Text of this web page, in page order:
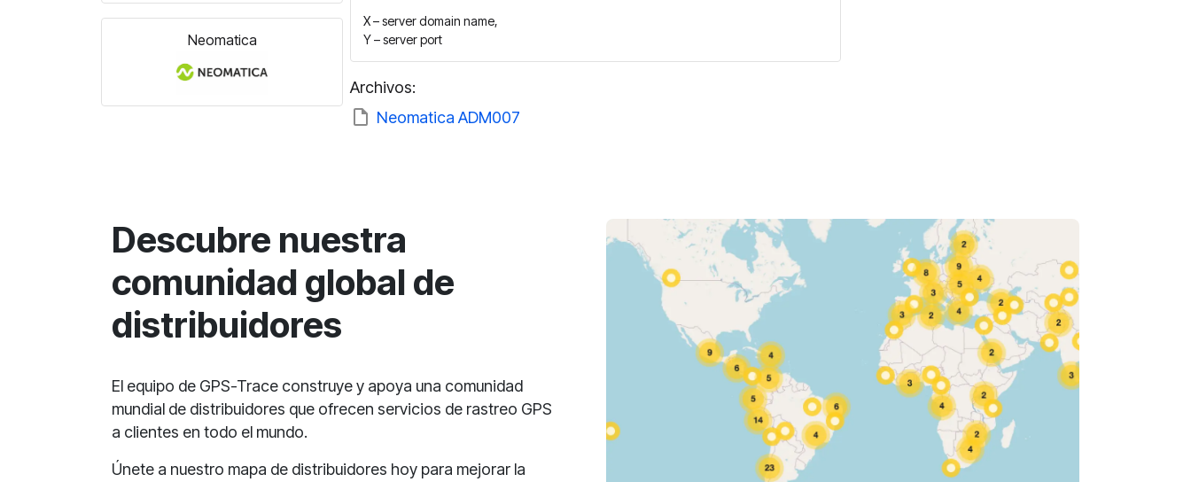
Neomatica
X – server domain name,
Y – server port
Archivos:
Neomatica ADM007
Descubre nuestra
comunidad global de
distribuidores
El equipo de GPS-Trace construye y apoya una comunidad
mundial de distribuidores que ofrecen servicios de rastreo GPS
a clientes en todo el mundo.
Únete a nuestro mapa de distribuidores hoy para mejorar la